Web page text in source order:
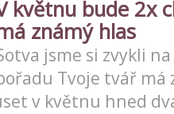
květnu bude 2x
známý hlas
jsme si zvykli
Tvoje tvář má
v květnu hned